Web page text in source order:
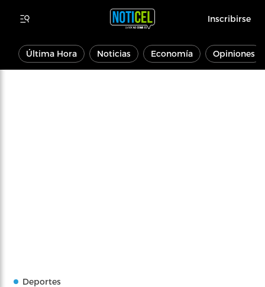
Inscribirse
Última Hora Noticias Economía Opiniones
Deportes